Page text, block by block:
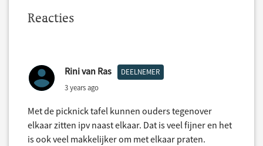
Reacties
Rini van Ras DEELNEMER
3 years ago
Met de picknick tafel kunnen ouders tegenover
elkaar zitten ipv naast elkaar. Dat is veel fijner en het
is ook veel makkelijker om met elkaar praten.